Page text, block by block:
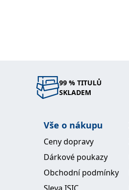
99 % TITULŮ
SKLADEM
Vše o nákupu
Ceny dopravy
Dárkové poukazy
Obchodní podmínky